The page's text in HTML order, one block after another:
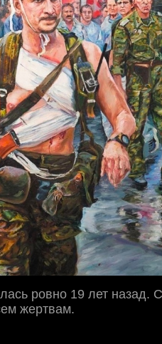
ровно 19 лет назад.
жертвам.